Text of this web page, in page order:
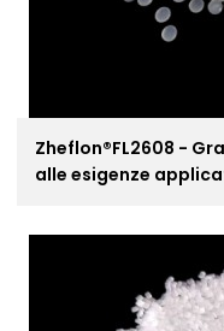
Zheflon®FL2608 -
alle esigenze